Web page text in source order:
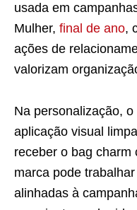
usada em
Mulher, final de ano,
ações de
valorizam
Na personalização,
aplicação visual
receber o bag charm
marca pode
alinhadas à